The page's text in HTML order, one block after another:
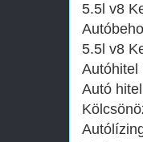
5.5l v8
5.5l v8
Autóhitel
Autó